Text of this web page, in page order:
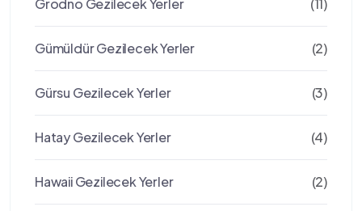
Grodno Gezilecek Yerler (11)
Gümüldür Gezilecek Yerler (2)
Gürsu Gezilecek Yerler (3)
Hatay Gezilecek Yerler (4)
Hawaii Gezilecek Yerler (2)